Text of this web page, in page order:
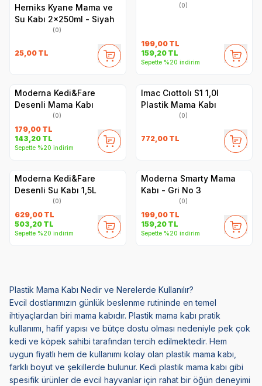
Herniks Kyane Mama ve
Su Kabı 2x250ml - Siyah
(0)
25,00 TL
(0)
199,00 TL
159,20 TL
Sepette %20 indirim
Moderna Kedi&Fare
Desenli Mama Kabı
(0)
179,00 TL
143,20 TL
Sepette %20 indirim
Imac Cıottolı S1 1,0l
Plastik Mama Kabı
(0)
772,00 TL
Moderna Kedi&Fare
Desenli Su Kabı 1,5L
(0)
629,00 TL
503,20 TL
Sepette %20 indirim
Moderna Smarty Mama
Kabı - Gri No 3
(0)
199,00 TL
159,20 TL
Sepette %20 indirim
Plastik Mama Kabı Nedir ve Nerelerde Kullanılır?
Evcil dostlarımızın günlük beslenme rutininde en temel
ihtiyaçlardan biri mama kabıdır. Plastik mama kabı pratik
kullanımı, hafif yapısı ve bütçe dostu olması nedeniyle pek çok
kedi ve köpek sahibi tarafından tercih edilmektedir. Hem
uygun fiyatlı hem de kullanımı kolay olan plastik mama kabı,
farklı boyut ve şekillerde bulunur. Kedi plastik mama kabı gibi
spesifik ürünler de evcil hayvanlar için rahat bir öğün deneyimi